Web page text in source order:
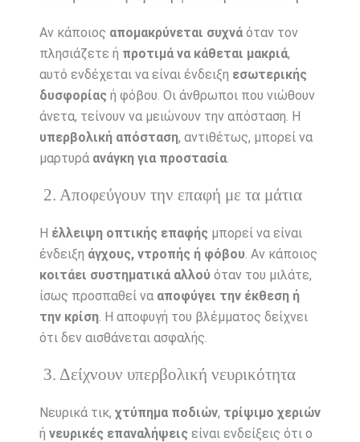
Αν κάποιος απομακρύνεται συχνάόταν τον
πλησιάζετε ή προτιμά να κάθεται μακριά,
αυτό ενδέχεται να είναι ένδειξη εσωτερικής
δυσφορίας ή φόβου. Οι άνθρωποι που νιώθουν
άνετα, τείνουν να μειώνουν την απόσταση. Η
υπερβολική απόσταση, αντιθέτως, μπορεί να
μαρτυρά ανάγκη για προστασία.
2. Αποφεύγουν την επαφή με τα μάτια
Η έλλειψη οπτικής επαφής μπορεί να είναι
ένδειξη άγχους, ντροπής ή φόβου. Αν κάποιος
κοιτάει συστηματικά αλλούόταν του μιλάτε,
ίσως προσπαθεί να αποφύγει την έκθεση ή
την κρίση. Η αποφυγή του βλέμματος δείχνει
ότι δεν αισθάνεται ασφαλής.
3. Δείχνουν υπερβολική νευρικότητα
Νευρικά τικ, χτύπημα ποδιών, τρίψιμο χεριών
ή νευρικές επαναλήψεις είναι ενδείξεις ότι ο